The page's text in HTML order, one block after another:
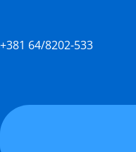
+381 64/8202-533